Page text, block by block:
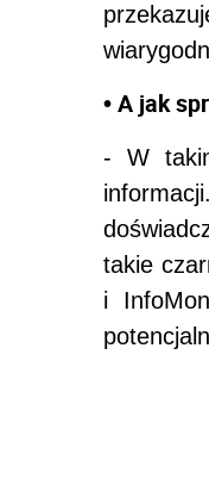
• A jak
- W
takie
i